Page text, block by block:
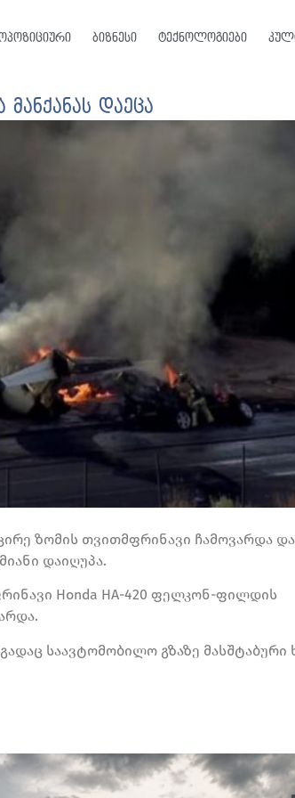
ბიზნესი ტექნოლოგიები
დაეცა
ზომის თვითმფრინავი ჩამოვარდა და
დაიღუპა.
Honda HA-420 ფელკონ-ფილდის
საავტომობილო გზაზე მასშტაბური